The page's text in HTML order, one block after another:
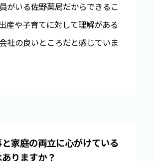
がいる佐野薬局だからできるこ
産や子育てに対して理解がある
社の良いところだと感じていま
家庭の両立に心がけている
りますか？